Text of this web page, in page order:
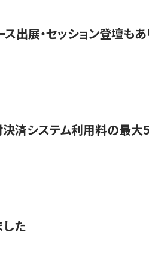
出展・セッション登壇もあ
決済システム利用料の最
た